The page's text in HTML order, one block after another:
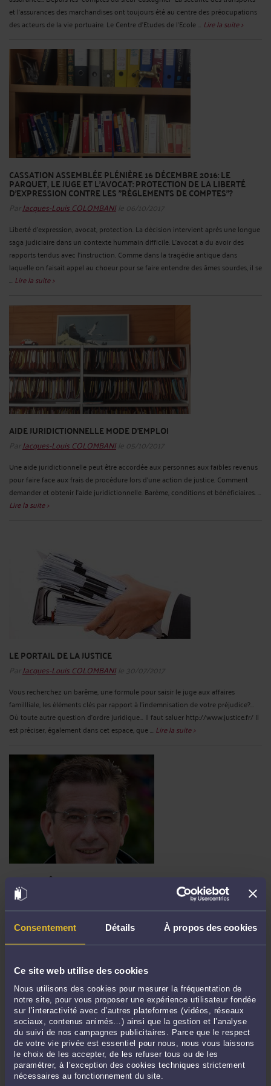
Consentement Détails À propos des cookies
Ce site web utilise des cookies
Nous utilisons des cookies pour mesurer la fréquentation de
notre site, pour vous proposer une expérience utilisateur fondée
sur l’interactivité avec d’autres plateformes (vidéos, réseaux
sociaux, contenus animés…) ainsi que la gestion et l’analyse
du suivi de nos campagnes publicitaires. Parce que le respect
de votre vie privée est essentiel pour nous, nous vous laissons
le choix de les accepter, de les refuser tous ou de les
paramétrer, à l’exception des cookies techniques strictement
nécessaires au fonctionnement du site.
et l'assurances des marchandises ont toujours été au centre des préocupations
des acteurs de la vie portuaire. Le Centre d'Etudes de l'Ecole ... Lire la suite >
CASSATION ASSEMBLÉE PLÉNIÈRE 16 DÉCEMBRE 2016: LE
PARQUET, LE JUGE ET L'AVOCAT: PROTECTION DE LA LIBERTÉ
D'EXPRESSION CONTRE LES "RÈGLEMENTS DE COMPTES"?
Par Jacques-Louis COLOMBANI le 06/10/2017
Liberté d'expression, avocat, protection. La décision intervient après une longue
saga judiciaire dans un contexte hummain difficile. L'avocat a du avoir des
rapports tendus avec l'instruction. Comme dans la tragédie antique dans
laquelle on faisait appel au choeur pour se faire entendre des âmes sourdes, il se
... Lire la suite >
AIDE JURIDICTIONNELLE MODE D'EMPLOI
Par Jacques-Louis COLOMBANI le 05/10/2017
Une aide juridictionnelle peut être accordée aux personnes aux faibles revenus
pour faire face aux frais de procédure lors d'une action de justice. Comment
demander et obtenir l'aide juridictionnelle. Barème, conditions et bénéficiaires. ...
Lire la suite >
LE PORTAIL DE LA JUSTICE
Par Jacques-Louis COLOMBANI le 30/07/2017
Vous recherchez un barême, une formule pour saisir le juge aux affaires
famillliale, les éléments clés par rapport à l'indemnisation de votre préjudice?...
Où toute autre question d'ordre juridique... Il faut saluer http://www.justice.fr/ Il
est préciser, également dans cet espace, que ... Lire la suite >
BONNES FÊTES
ParJacques-Louis COLOMBANI
Lire la suite >
RENTRÉE AU TGI DE DUNKERQUE 29 SEPTEMBRE DERNIER, FAIRE
ET DÉFAIRE C'EST ENCORE TRAVAILLER!